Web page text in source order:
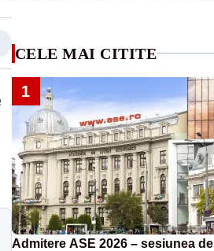
CELE MAI CITITE
1
Admitere ASE 2026 – sesiunea de